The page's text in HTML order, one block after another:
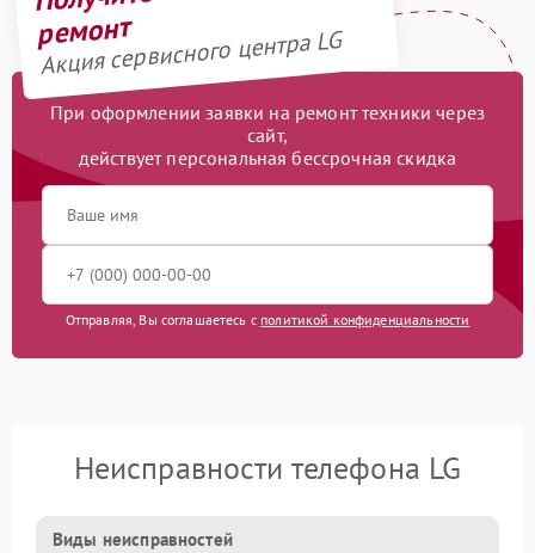
ремонт
Акция сервисного центра LG
При оформлении заявки на ремонт техники через
сайт,
действует персональная бессрочная скидка
Отправляя, Вы соглашаетесь с политикой конфиденциальности
Неисправности телефона LG
Виды неисправностей